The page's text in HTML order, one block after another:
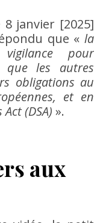
janvier [2025]
que « la
pour
que les autres
obligations au
et en
(DSA) ».
aux